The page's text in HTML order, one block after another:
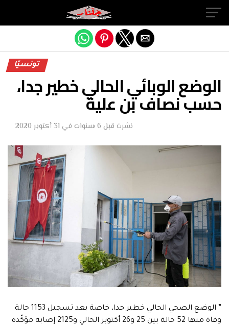
تونسيّا
الوضع الوبائي الحالي خطير جدا،
حسب نصاف بن علية
نشرت قبل 6 سنوات في 31 أكتوبر 2020
” الوضع الصحي الحالي خطير جدا، خاصة بعد تسجيل 1153 حالة
وفاة منها 52 حالة بين 25 و26 أكتوبر الحالي و2125 إصابة مؤكّدة
Exit mobile version